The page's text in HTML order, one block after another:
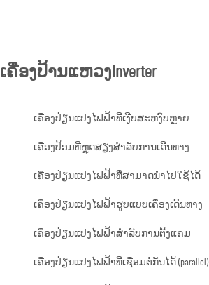
ເຄື່ອງປ້ານແຫວງInverter
ເຄື່ອງປ່ຽນແປງໄຟຟ້າທີ່ເງີບສະຫງົບຫຼາຍ
ເຄື່ອງປ້ອມທີ່ຫຼຸດສຽງສຳລັບການເດີນທາງ
ເຄື່ອງປ່ຽນແປງໄຟຟ້າທີ່ສາມາດນຳໄປໃຊ້ໄດ້
ເຄື່ອງປ່ຽນແປງໄຟຟ້າຮູບແບບເຄື່ອງເດີນທາງ
ເຄື່ອງປ່ຽນແປງໄຟຟ້າສຳລັບການຕັ້ງແຄມ
ເຄື່ອງປ່ຽນແປງໄຟຟ້າທີ່ເຊື່ອມຕໍ່ກັນໄດ້ (parallel)